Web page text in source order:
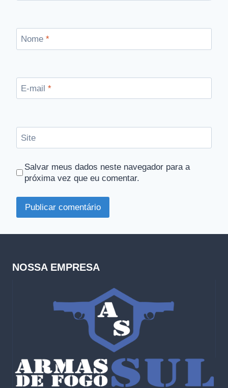
Nome *
E-mail *
Site
Salvar meus dados neste navegador para a
próxima vez que eu comentar.
NOSSA EMPRESA